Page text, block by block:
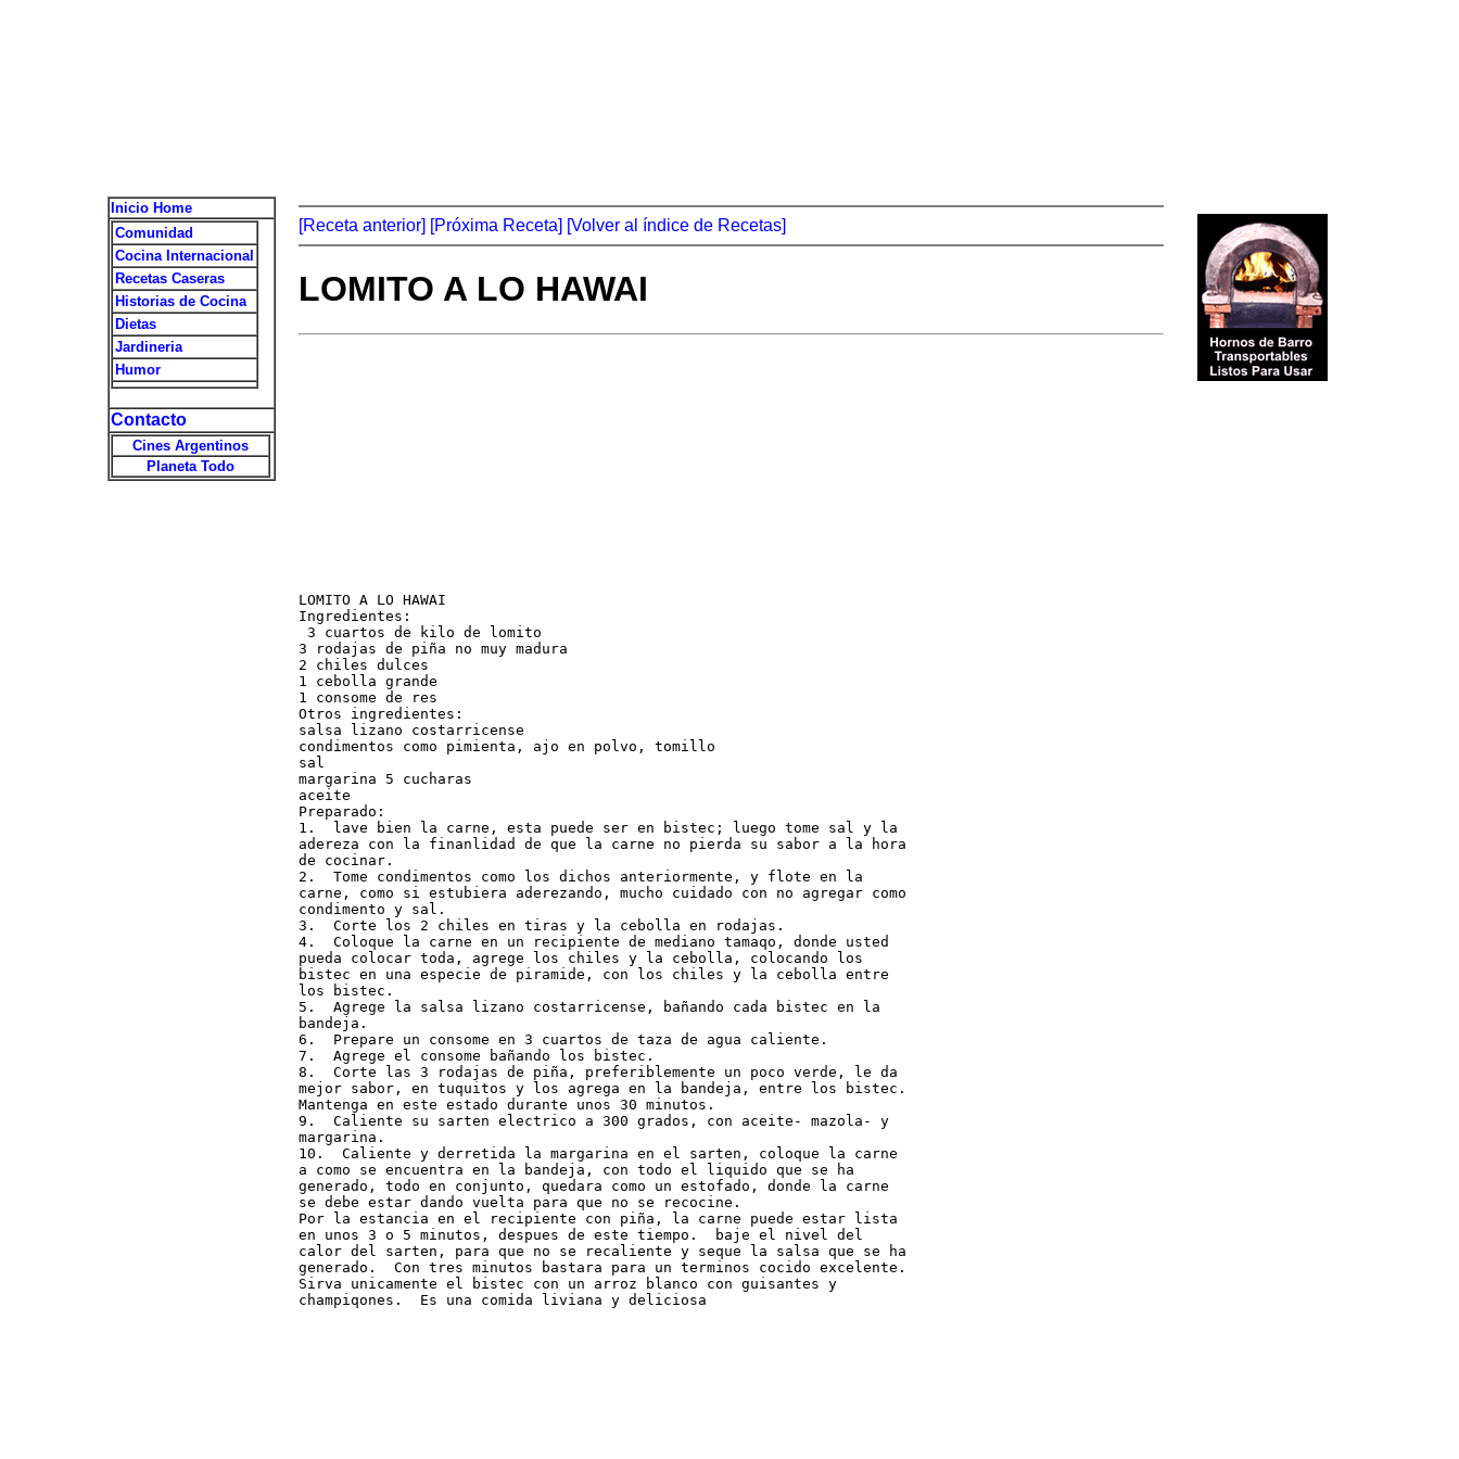
Inicio Home
Comunidad
Cocina Internacional
Recetas Caseras
Historias de Cocina
Dietas
Jardineria
Humor
Contacto
Cines Argentinos
Planeta Todo
[Receta anterior] [Próxima Receta] [Volver al índice de Recetas]
LOMITO A LO HAWAI
LOMITO A LO HAWAI
Ingredientes:
3 cuartos de kilo de lomito
3 rodajas de piña no muy madura
2 chiles dulces
1 cebolla grande
1 consome de res
Otros ingredientes:
salsa lizano costarricense
condimentos como pimienta, ajo en polvo, tomillo
sal
margarina 5 cucharas
aceite
Preparado:
1.  lave bien la carne, esta puede ser en bistec; luego tome sal y la
adereza con la finanlidad de que la carne no pierda su sabor a la hora
de cocinar.
2.  Tome condimentos como los dichos anteriormente, y flote en la
carne, como si estubiera aderezando, mucho cuidado con no agregar como
condimento y sal.
3.  Corte los 2 chiles en tiras y la cebolla en rodajas.
4.  Coloque la carne en un recipiente de mediano tamaqo, donde usted
pueda colocar toda, agrege los chiles y la cebolla, colocando los
bistec en una especie de piramide, con los chiles y la cebolla entre
los bistec.
5.  Agrege la salsa lizano costarricense, bañando cada bistec en la
bandeja.
6.  Prepare un consome en 3 cuartos de taza de agua caliente.
7.  Agrege el consome bañando los bistec.
8.  Corte las 3 rodajas de piña, preferiblemente un poco verde, le da
mejor sabor, en tuquitos y los agrega en la bandeja, entre los bistec.
Mantenga en este estado durante unos 30 minutos.
9.  Caliente su sarten electrico a 300 grados, con aceite- mazola- y
margarina.
10.  Caliente y derretida la margarina en el sarten, coloque la carne
a como se encuentra en la bandeja, con todo el liquido que se ha
generado, todo en conjunto, quedara como un estofado, donde la carne
se debe estar dando vuelta para que no se recocine.
Por la estancia en el recipiente con piña, la carne puede estar lista
en unos 3 o 5 minutos, despues de este tiempo.  baje el nivel del
calor del sarten, para que no se recaliente y seque la salsa que se ha
generado.  Con tres minutos bastara para un terminos cocido excelente.
Sirva unicamente el bistec con un arroz blanco con guisantes y
champiqones.  Es una comida liviana y deliciosa